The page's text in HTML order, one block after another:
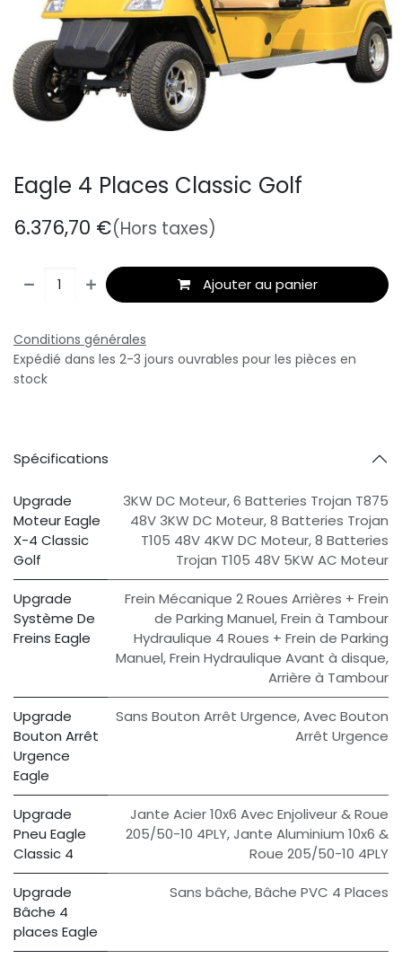
Eagle 4 Places Classic Golf
6.376,70 €(Hors taxes)
Ajouter au panier
Conditions générales
Expédié dans les 2-3 jours ouvrables pour les pièces en
stock
Spécifications
Upgrade
Moteur Eagle
X-4 Classic
Golf
3KW DC Moteur,6 Batteries Trojan T875
48V 3KW DC Moteur,8 Batteries Trojan
T105 48V 4KW DC Moteur,8 Batteries
Trojan T105 48V 5KW AC Moteur
Upgrade
Système De
Freins Eagle
Frein Mécanique 2 Roues Arrières + Frein
de Parking Manuel,Frein à Tambour
Hydraulique 4 Roues + Frein de Parking
Manuel,Frein Hydraulique Avant à disque,
Arrière à Tambour
Upgrade
Bouton Arrêt
Urgence
Eagle
Sans Bouton Arrêt Urgence,Avec Bouton
Arrêt Urgence
Upgrade
Pneu Eagle
Classic 4
Jante Acier 10x6 Avec Enjoliveur & Roue
205/50-10 4PLY,Jante Aluminium 10x6 &
Roue 205/50-10 4PLY
Upgrade
Bâche 4
places Eagle
Sans bâche,Bâche PVC 4 Places